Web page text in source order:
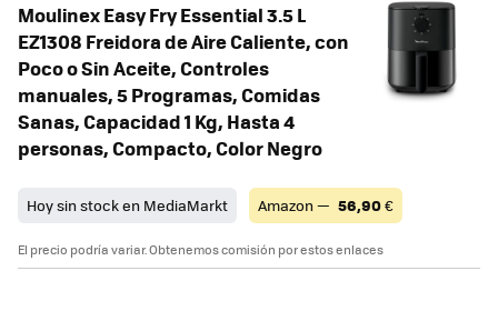
Moulinex Easy Fry Essential 3.5 L
EZ1308 Freidora de Aire Caliente, con
Poco o Sin Aceite, Controles
manuales, 5 Programas, Comidas
Sanas, Capacidad 1 Kg, Hasta 4
personas, Compacto, Color Negro
Hoy sin stock en MediaMarkt Amazon — 56,90€
El precio podría variar. Obtenemos comisión por estos enlaces